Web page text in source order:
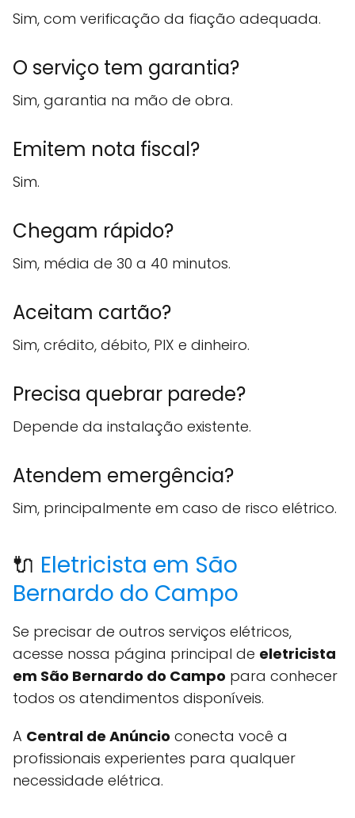
Sim, com verificação da fiação adequada.
O serviço tem garantia?
Sim, garantia na mão de obra.
Emitem nota fiscal?
Sim.
Chegam rápido?
Sim, média de 30 a 40 minutos.
Aceitam cartão?
Sim, crédito, débito, PIX e dinheiro.
Precisa quebrar parede?
Depende da instalação existente.
Atendem emergência?
Sim, principalmente em caso de risco elétrico.
🔌 Eletricista em São
Bernardo do Campo
Se precisar de outros serviços elétricos,
acesse nossa página principal de eletricista
em São Bernardo do Campo para conhecer
todos os atendimentos disponíveis.
A Central de Anúncio conecta você a
profissionais experientes para qualquer
necessidade elétrica.